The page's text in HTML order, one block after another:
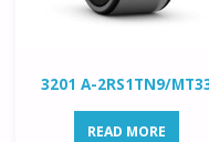
3201 A-2RS1TN9/
READ MORE